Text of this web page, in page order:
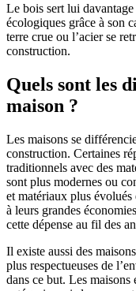
Le bois sert lui
écologiques grâce à son
terre crue ou l’acier se
construction.
Quels sont les
maison ?
Les maisons se
construction. Certaines
traditionnels avec des
sont plus modernes ou
et matériaux plus
à leurs grandes
cette dépense au fil des
Il existe aussi des
plus respectueuses de
dans ce but. Les maisons